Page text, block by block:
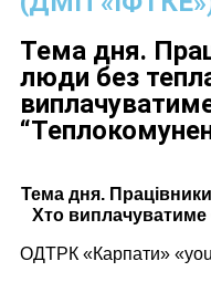
Тема дня.
люди без
Тема дня.
Хто виплачуватиме
ОДТРК «Карпати»